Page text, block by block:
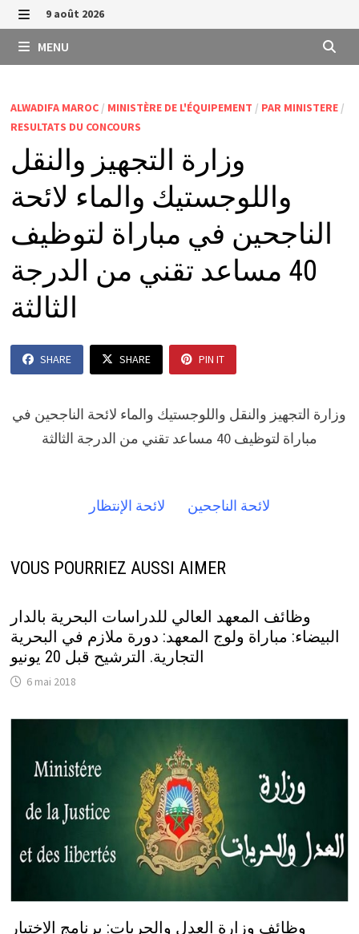
Passer
au
contenu
MENU
9 août 2026
MENU
ALWADIFA MAROC/ MINISTÈRE DE L'ÉQUIPEMENT / PAR MINISTERE/
RESULTATS DU CONCOURS
وزارة التجهيز والنقل
واللوجستيك والماء لائحة
الناجحين في مباراة لتوظيف
40 مساعد تقني من الدرجة
الثالثة
SHARE SHARE PIN IT
وزارة التجهيز والنقل واللوجستيك والماء لائحة الناجحين في
مباراة لتوظيف 40 مساعد تقني من الدرجة الثالثة
لائحة الناجحين لائحة الإنتظار
VOUS POURRIEZ AUSSI AIMER
وظائف المعهد العالي للدراسات البحرية بالدار
البيضاء: مباراة ولوج المعهد: دورة ملازم في البحرية
التجارية. الترشيح قبل 20 يونيو
6 mai 2018
وظائف وزارة العدل والحريات: برنامج الإختبار